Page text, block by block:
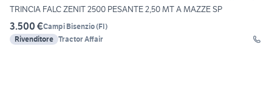
TRINCIA FALC ZENIT 2500 PESANTE 2,50 MT A MAZZE SP
3.500 €Campi Bisenzio(FI)
Rivenditore Tractor Affair